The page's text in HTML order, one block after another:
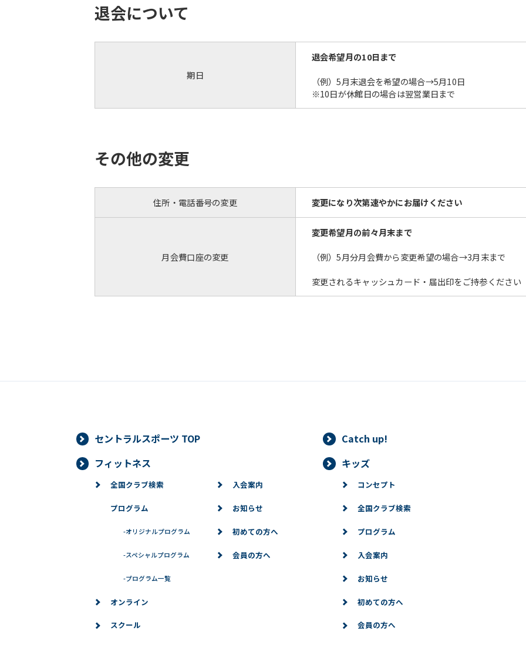
退会について
期日
退会希望月の10日まで
（例）5月末退会を希望の場合→5月10日
※10日が休館日の場合は翌営業日まで
その他の変更
住所・電話番号の変更 変更になり次第速やかにお届けください
月会費口座の変更
変更希望月の前々月末まで
（例）5月分月会費から変更希望の場合→3月末まで
変更されるキャッシュカード・届出印をご持参ください
automatic translation) to return to
the top page.
translation service, the Japanese
version of this website will be
Automatic translation start
セントラルスポーツ TOP
Catch up!
フィットネス
全国クラブ検索
プログラム
-オリジナルプログラム
-スペシャルプログラム
-プログラム一覧
オンライン
スクール
入会案内
お知らせ
初めての方へ
会員の方へ
キッズ
コンセプト
全国クラブ検索
プログラム
入会案内
お知らせ
初めての方へ
会員の方へ